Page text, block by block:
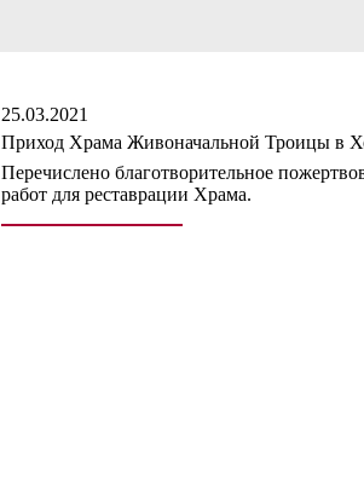
25.03.2021
Приход Храма Живоначальной Троицы в
Перечислено благотворительное
работ для реставрации Храма.